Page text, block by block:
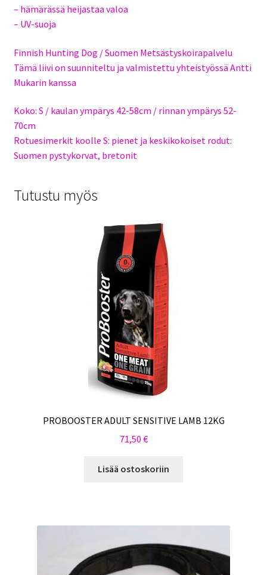
– hämärässä heijastaa valoa
– UV-suoja
Finnish Hunting Dog / Suomen Metsästyskoirapalvelu
Tämä liivi on suunniteltu ja valmistettu yhteistyössä Antti
Mukarin kanssa
Koko: S / kaulan ympärys 42-58cm / rinnan ympärys 52-
70cm
Rotuesimerkit koolle S: pienet ja keskikokoiset rodut:
Suomen pystykorvat, bretonit
Tutustu myös
PROBOOSTER ADULT SENSITIVE LAMB 12KG
71,50 €
Lisää ostoskoriin